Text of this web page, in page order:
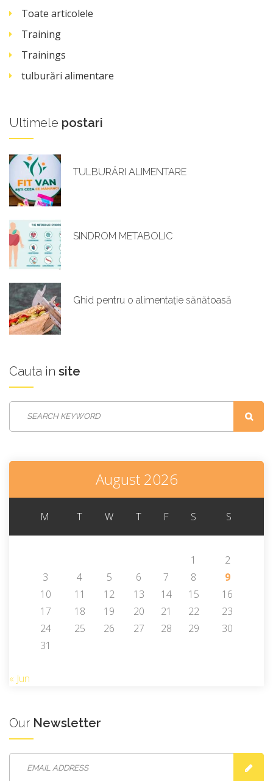
Toate articolele
Training
Trainings
tulburări alimentare
Ultimele postari
TULBURĂRI ALIMENTARE
SINDROM METABOLIC
Ghid pentru o alimentație sănătoasă
Cauta in site
August 2026
M T W T F S S
1
2
3
4 5 6 7 8
9
10
11 12 13 14 15
16
17
18 19 20 21 22
23
24
25 26 27 28 29
30
31
« Jun
Our Newsletter